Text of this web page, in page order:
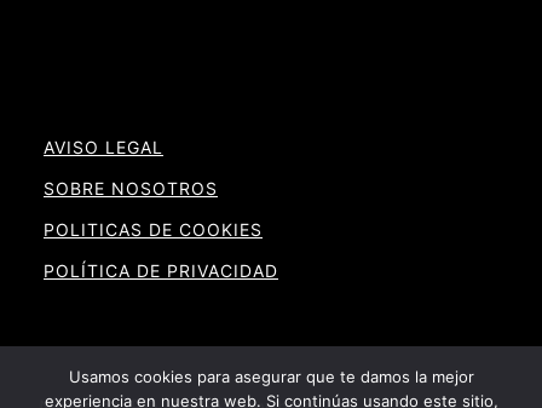
AVISO LEGAL
SOBRE NOSOTROS
POLITICAS DE COOKIES
POLÍTICA DE PRIVACIDAD
Usamos cookies para asegurar que te damos la mejor
experiencia en nuestra web. Si continúas usando este sitio,